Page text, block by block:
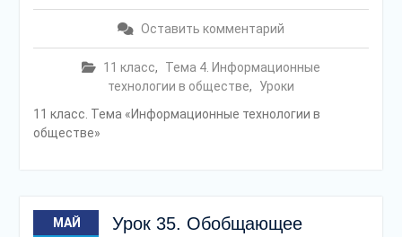
Оставить комментарий
11 класс,
Тема 4. Информационные
технологии в обществе,
Уроки
11 класс. Тема «Информационные технологии в
обществе»
МАЙ
Урок 35. Обобщающее